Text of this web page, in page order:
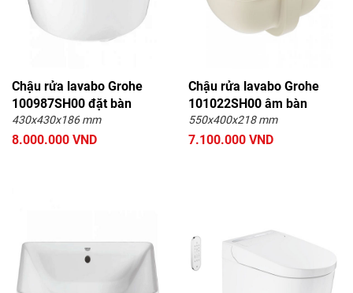
Chậu rửa lavabo Grohe
100987SH00 đặt bàn
430x430x186 mm
8.000.000 VND
Chậu rửa lavabo Grohe
101022SH00 âm bàn
550x400x218 mm
7.100.000 VND